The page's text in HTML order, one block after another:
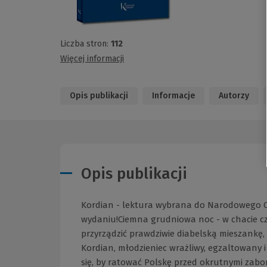
Liczba stron: 112
Więcej informacji
Opis publikacji Informacje Autorzy
Opis publikacji
Kordian - lektura wybrana do Narodowego
wydaniu!Ciemna grudniowa noc - w chacie
przyrządzić prawdziwie diabelską
Kordian, młodzieniec wrażliwy, egzaltowany
się, by ratować Polskę przed okrutnymi